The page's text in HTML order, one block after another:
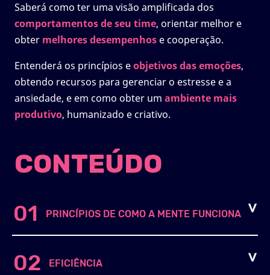
Saberá como ter uma visão amplificada dos
comportamentos de seu time, orientar melhor e
obter melhores desempenhos e cooperação.
Entenderá os princípios eobjetivos das emoções,
obtendo recursos para gerenciar o estresse e a
ansiedade, e em como obter um ambiente mais
produtivo, humanizado e criativo.
CONTEÚDO
01 PRINCÍPIOS DE COMO A MENTE FUNCIONA
02 EFICIÊNCIA